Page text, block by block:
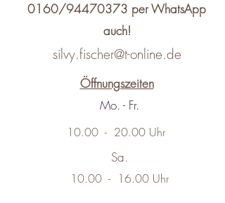
0160/94470373 per WhatsApp
auch!
silvy.fischer@t-online.de
Öffnungszeiten
Mo. - Fr.
10.00 - 20.00 Uhr
Sa.
10.00 - 16.00 Uhr